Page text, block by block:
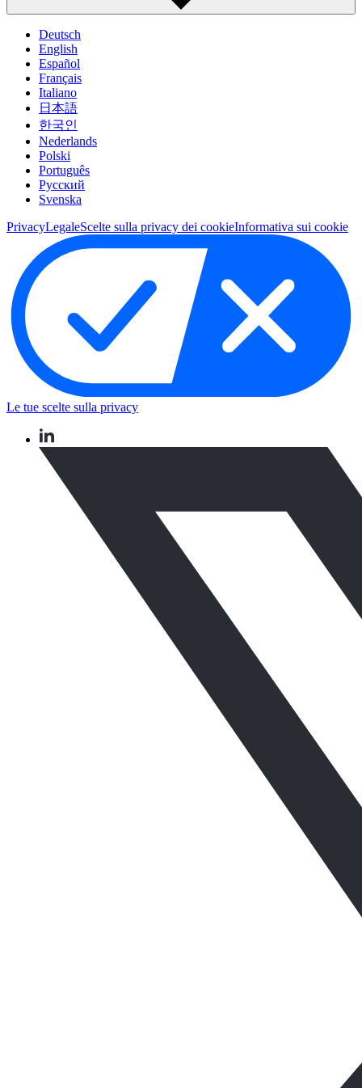
Deutsch
English
Español
Français
Italiano
日本語
한국인
Nederlands
Polski
Português
Pусский
Svenska
PrivacyLegaleScelte sulla privacy dei cookieInformativa sui cookie
Le tue scelte sulla privacy